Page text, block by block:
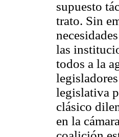
supuesto
trato. Sin
las
todos a la
legislativa
clásico
en la